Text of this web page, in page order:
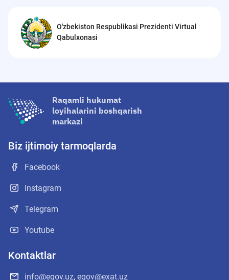
O'zbekiston Respublikasi Prezidenti Virtual
Qabulxonasi
Raqamli hukumat
loyihalarini boshqarish
markazi
Biz ijtimoiy tarmoqlarda
Facebook
Instagram
Telegram
Youtube
Kontaktlar
info@egov.uz, egov@exat.uz